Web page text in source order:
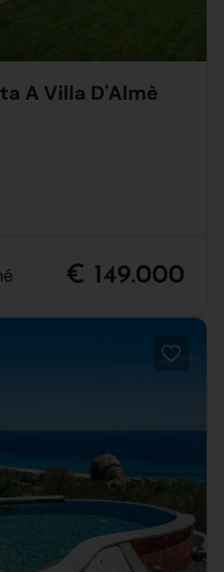
A Villa D'Almè
€ 149.000